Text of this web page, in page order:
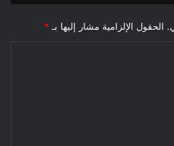
الحقول الإلزامية مشار إليها بـ *